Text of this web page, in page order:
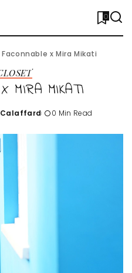
0
Faconnable x Mira Mikati
MIRA MIKATI
Calaffard 0 Min Read